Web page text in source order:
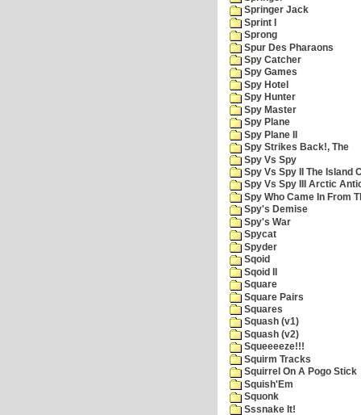
Springer Jack
Sprint I
Sprong
Spur Des Pharaons
Spy Catcher
Spy Games
Spy Hotel
Spy Hunter
Spy Master
Spy Plane
Spy Plane II
Spy Strikes Back!, The
Spy Vs Spy
Spy Vs Spy II The Island
Spy Vs Spy III Arctic
Spy Who Came In From
Spy's Demise
Spy's War
Spycat
Spyder
Sqoid
Sqoid II
Square
Square Pairs
Squares
Squash (v1)
Squash (v2)
Squeeeeze!!!
Squirm Tracks
Squirrel On A Pogo Stick
Squish'Em
Squonk
Sssnake It!